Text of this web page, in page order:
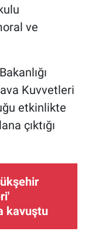
ve
Kuvvetleri
etkinlikte
çıktığı
kavuştu